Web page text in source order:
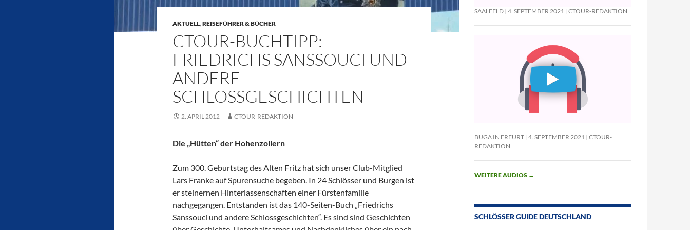
AKTUELL,REISEFÜHRER & BÜCHER
CTOUR-BUCHTIPP:
FRIEDRICHS SANSSOUCI UND
ANDERE
SCHLOSSGESCHICHTEN
2. APRIL 2012 CTOUR-REDAKTION
Die „Hütten“ der Hohenzollern
Zum 300. Geburtstag des Alten Fritz hat sich unser Club-Mitglied
Lars Franke auf Spurensuche begeben. In 24 Schlösser und Burgen ist
er steinernen Hinterlassenschaften einer Fürstenfamilie
nachgegangen. Entstanden ist das 140-Seiten-Buch „Friedrichs
Sanssouci und andere Schlossgeschichten“. Es sind sind Geschichten
SAALFELD 4. SEPTEMBER 2021 CTOUR-REDAKTION
BUGA IN ERFURT 4. SEPTEMBER 2021
CTOUR-
REDAKTION
WEITERE AUDIOS →
SCHLÖSSER GUIDE DEUTSCHLAND